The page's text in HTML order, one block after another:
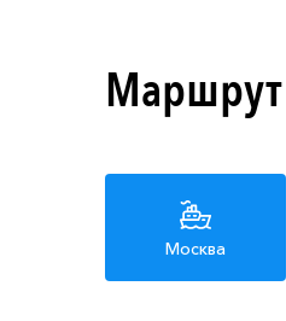
Москва